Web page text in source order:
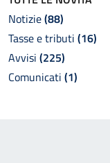
Notizie(88)
Tasse e tributi (16)
Avvisi (225)
Comunicati (1)